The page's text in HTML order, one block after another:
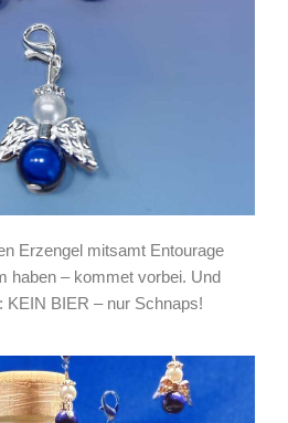
Erzengel mitsamt Entourage
haben – kommet vorbei. Und
KEIN BIER – nur Schnaps!